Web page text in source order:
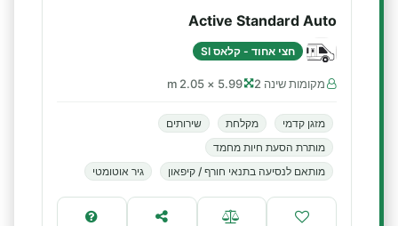
Active Standard Auto
חצי אחוד - קלאס SI
מקומות שינה 2 5.99 × 2.05 m
מזגן קדמי מקלחת
שירותים
מותרת הסעת חיות מחמד
מותאם לנסיעה בתנאי חורף / קיפאון
גיר אוטומטי